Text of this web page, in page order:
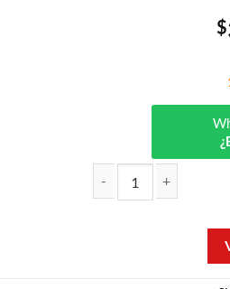
$
SILICONA KERATINA